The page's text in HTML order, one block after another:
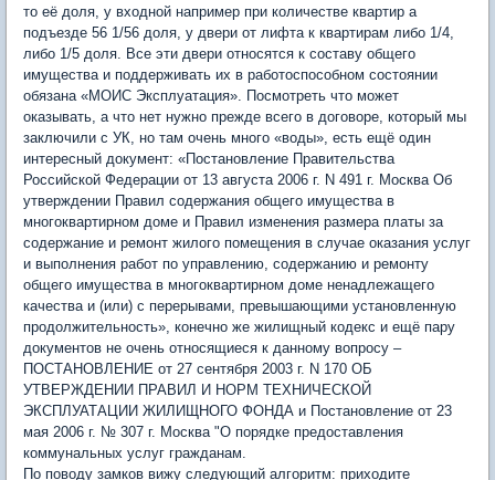
то её доля, у входной например при количестве квартир а
подъезде 56 1/56 доля, у двери от лифта к квартирам либо 1/4,
либо 1/5 доля. Все эти двери относятся к составу общего
имущества и поддерживать их в работоспособном состоянии
обязана «МОИС Эксплуатация». Посмотреть что может
оказывать, а что нет нужно прежде всего в договоре, который мы
заключили с УК, но там очень много «воды», есть ещё один
интересный документ: «Постановление Правительства
Российской Федерации от 13 августа 2006 г. N 491 г. Москва Об
утверждении Правил содержания общего имущества в
многоквартирном доме и Правил изменения размера платы за
содержание и ремонт жилого помещения в случае оказания услуг
и выполнения работ по управлению, содержанию и ремонту
общего имущества в многоквартирном доме ненадлежащего
качества и (или) с перерывами, превышающими установленную
продолжительность», конечно же жилищный кодекс и ещё пару
документов не очень относящиеся к данному вопросу –
ПОСТАНОВЛЕНИЕ от 27 сентября 2003 г. N 170 ОБ
УТВЕРЖДЕНИИ ПРАВИЛ И НОРМ ТЕХНИЧЕСКОЙ
ЭКСПЛУАТАЦИИ ЖИЛИЩНОГО ФОНДА и Постановление от 23
мая 2006 г. № 307 г. Москва "О порядке предоставления
коммунальных услуг гражданам.
По поводу замков вижу следующий алгоритм: приходите